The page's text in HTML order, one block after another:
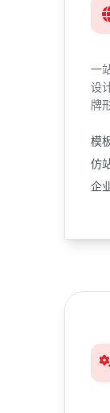
一
设
牌
模
仿
企